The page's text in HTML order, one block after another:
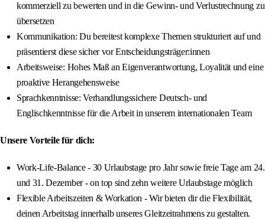
kommerziell zu bewerten und in die Gewinn‑ und Verlustrechnung zu
übersetzen
Kommunikation: Du bereitest komplexe Themen strukturiert auf und
präsentierst diese sicher vor Entscheidungsträger:innen
Arbeitsweise: Hohes Maß an Eigenverantwortung, Loyalität und eine
proaktive Herangehensweise
Sprachkenntnisse: Verhandlungssichere Deutsch‑ und
Englischkenntnisse für die Arbeit in unserem internationalen Team
Unsere Vorteile für dich:
Work‑Life‑Balance - 30 Urlaubstage pro Jahr sowie freie Tage am 24.
und 31. Dezember - on top sind zehn weitere Urlaubstage möglich
Flexible Arbeitszeiten & Workation - Wir bieten dir die Flexibilität,
deinen Arbeitstag innerhalb unseres Gleitzeitrahmens zu gestalten.